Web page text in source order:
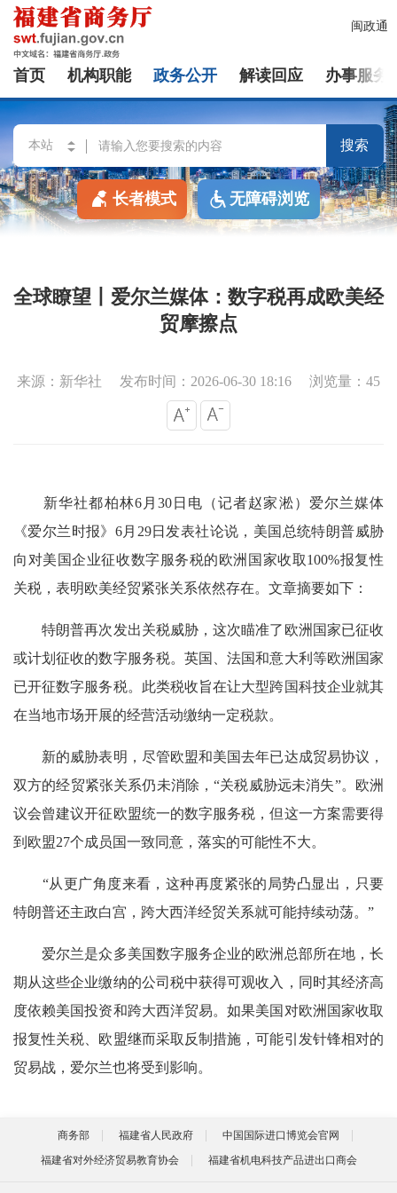
闽政通
首页 机构职能 政务公开 解读回应 办事服务
搜索
长者模式 无障碍浏览
全球瞭望丨爱尔兰媒体：数字税再成欧美经
贸摩擦点
来源：新华社 发布时间：2026-06-30 18:16 浏览量：45
新华社都柏林6月30日电（记者赵家淞）爱尔兰媒体
《爱尔兰时报》6月29日发表社论说，美国总统特朗普威胁
向对美国企业征收数字服务税的欧洲国家收取100%报复性
关税，表明欧美经贸紧张关系依然存在。文章摘要如下：
特朗普再次发出关税威胁，这次瞄准了欧洲国家已征收
或计划征收的数字服务税。英国、法国和意大利等欧洲国家
已开征数字服务税。此类税收旨在让大型跨国科技企业就其
在当地市场开展的经营活动缴纳一定税款。
新的威胁表明，尽管欧盟和美国去年已达成贸易协议，
双方的经贸紧张关系仍未消除，“关税威胁远未消失”。欧洲
议会曾建议开征欧盟统一的数字服务税，但这一方案需要得
到欧盟27个成员国一致同意，落实的可能性不大。
“从更广角度来看，这种再度紧张的局势凸显出，只要
特朗普还主政白宫，跨大西洋经贸关系就可能持续动荡。”
爱尔兰是众多美国数字服务企业的欧洲总部所在地，长
期从这些企业缴纳的公司税中获得可观收入，同时其经济高
度依赖美国投资和跨大西洋贸易。如果美国对欧洲国家收取
报复性关税、欧盟继而采取反制措施，可能引发针锋相对的
贸易战，爱尔兰也将受到影响。
商务部 福建省人民政府
中国国际进口博览会官网
福建省对外经济贸易教育协会
福建省机电科技产品进出口商会